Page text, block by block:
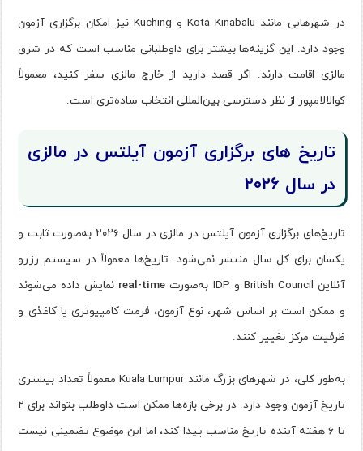
در شهرهایی مانند Kota Kinabalu و Kuching نیز امکان برگزاری آزمون
وجود دارد. این گزینه‌ها بیشتر برای داوطلبانی مناسب است که در شرق
مالزی اقامت دارند. اگر قصد دارید از خارج مالزی سفر کنید، معمولاً
کوالالامپور از نظر دسترسی بین‌المللی انتخاب ساده‌تری است.
تاریخ‌ های برگزاری آزمون آیلتس در مالزی
در سال ۲۰۲۶
تاریخ‌های برگزاری آزمون آیلتس در مالزی در سال ۲۰۲۶ به‌صورت ثابت و
یکسان برای کل سال منتشر نمی‌شود. تاریخ‌ها معمولاً در سیستم رزرو
آنلاین British Council و IDP به‌صورت
real-time نمایش داده می‌شوند
و ممکن است بر اساس شهر، نوع آزمون، فرمت کامپیوتری یا کاغذی و
ظرفیت مرکز تغییر کنند.
به‌طور کلی، در شهرهای بزرگ مانند Kuala Lumpur معمولاً تعداد بیشتری
تاریخ آزمون وجود دارد. در برخی بازه‌ها ممکن است داوطلب بتواند برای ۲
تا ۶ هفته آینده تاریخ مناسب پیدا کند، اما این موضوع تضمینی نیست